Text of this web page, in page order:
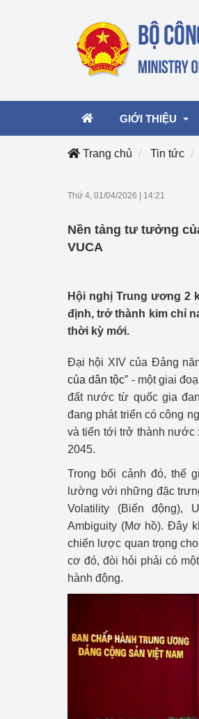
GIỚI THIỆU
Trang chủ Tin tức
Thứ 4, 01/04/2026 14:21
Nền tảng tư tưởng
VUCA
Hội nghị Trung ương 2
định, trở thành kim chỉ
thời kỳ mới.
Đại hội XIV của Đảng
của dân tộc” - một giai
đất nước từ quốc gia
đang phát triển có công
và tiến tới trở thành nước
2045.
Trong bối cảnh đó, thế
lường với những đặc
Volatility (Biến động),
Ambiguity (Mơ hồ). Đây
chiến lược quan trọng
cơ đó, đòi hỏi phải có
hành động.